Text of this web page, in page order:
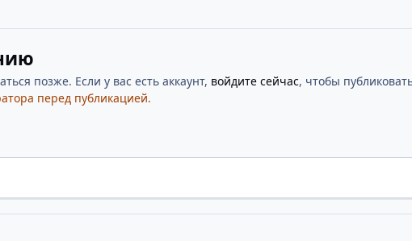
позже. Если у вас есть аккаунт, войдите сейчас, чтобы
перед публикацией.